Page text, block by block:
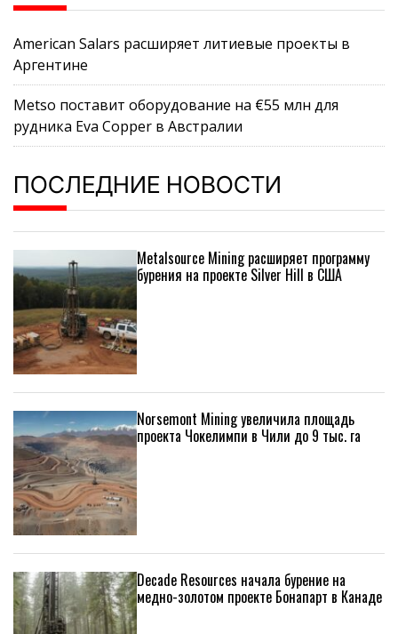
American Salars расширяет литиевые проекты в
Аргентине
Metso поставит оборудование на €55 млн для
рудника Eva Copper в Австралии
ПОСЛЕДНИЕ НОВОСТИ
Metalsource Mining расширяет программу
бурения на проекте Silver Hill в США
Norsemont Mining увеличила площадь
проекта Чокелимпи в Чили до 9 тыс. га
Decade Resources начала бурение на
медно-золотом проекте Бонапарт в Канаде